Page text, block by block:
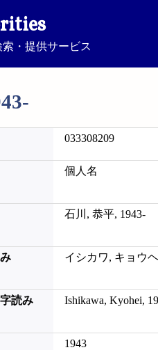
・提供サービス
033308209
個人名
石川, 恭平, 1943-
イシカワ, キョウ
読み Ishikawa, Kyohei,
1943